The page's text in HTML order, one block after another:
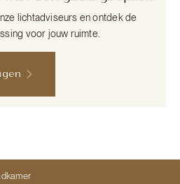
lichtadviseurs en ontdek de
voor jouw ruimte.